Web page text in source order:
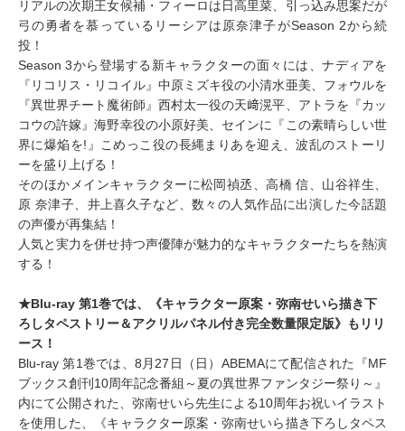
リアルの次期王女候補・フィーロは日高里菜、引っ込み思案だが
弓の勇者を慕っているリーシアは原奈津子がSeason 2から続
投！
Season 3から登場する新キャラクターの面々には、ナディアを
『リコリス・リコイル』中原ミズキ役の小清水亜美、フォウルを
『異世界チート魔術師』西村太一役の天﨑滉平、アトラを『カッ
コウの許嫁』海野幸役の小原好美、セインに『この素晴らしい世
界に爆焔を!』こめっこ役の長縄まりあを迎え、波乱のストーリ
ーを盛り上げる！
そのほかメインキャラクターに松岡禎丞、高橋 信、山谷祥生、
原 奈津子、井上喜久子など、数々の人気作品に出演した今話題
の声優が再集結！
人気と実力を併せ持つ声優陣が魅力的なキャラクターたちを熱演
する！
★Blu-ray 第1巻では、《キャラクター原案・弥南せいら描き下
ろしタペストリー＆アクリルパネル付き完全数量限定版》もリリ
ース！
Blu-ray 第1巻では、8月27日（日）ABEMAにて配信された『MF
ブックス創刊10周年記念番組～夏の異世界ファンタジー祭り～』
内にて公開された、弥南せいら先生による10周年お祝いイラスト
を使用した、《キャラクター原案・弥南せいら描き下ろしタペス